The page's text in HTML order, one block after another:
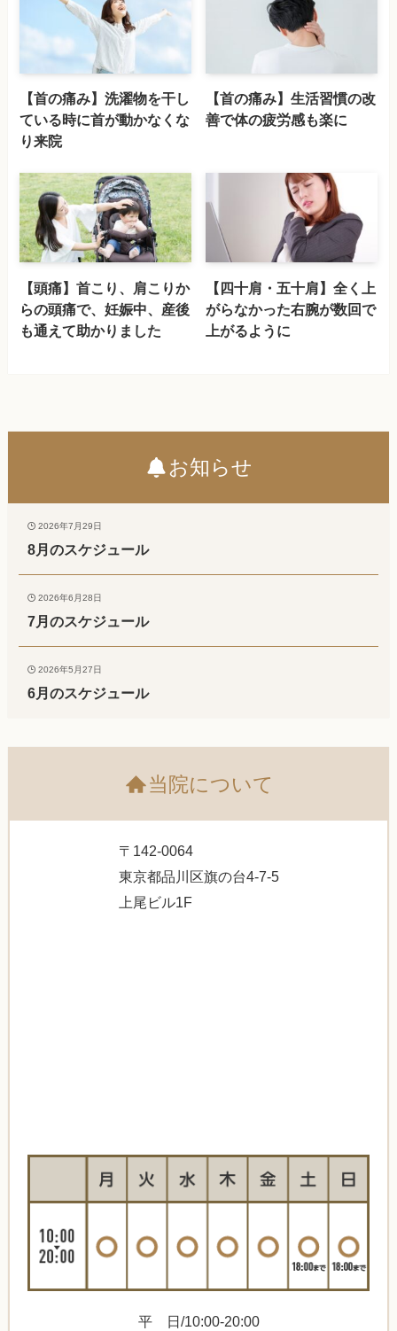
【首の痛み】洗濯物を干し
ている時に首が動かなくな
り来院
【首の痛み】生活習慣の改
善で体の疲労感も楽に
【頭痛】首こり、肩こりか
らの頭痛で、妊娠中、産後
も通えて助かりました
【四十肩・五十肩】全く上
がらなかった右腕が数回で
上がるように
お知らせ
2026年7月29日
8月のスケジュール
2026年6月28日
7月のスケジュール
2026年5月27日
6月のスケジュール
当院について
〒142-0064
東京都品川区旗の台4-7-5
上尾ビル1F
平 日/10:00-20:00